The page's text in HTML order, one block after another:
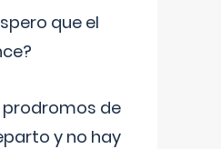
que el
prodromos de
y no hay